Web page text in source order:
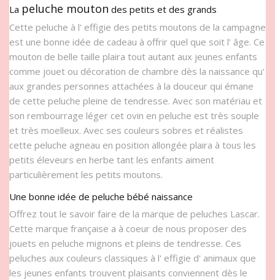
La peluche mouton des petits et des grands
Cette peluche à l' effigie des petits moutons de la campagne
est une bonne idée de cadeau à offrir quel que soit l' âge. Ce
mouton de belle taille plaira tout autant aux jeunes enfants
comme jouet ou décoration de chambre dès la naissance qu'
aux grandes personnes attachées à la douceur qui émane
de cette peluche pleine de tendresse. Avec son matériau et
son rembourrage léger cet ovin en peluche est très souple
et très moelleux. Avec ses couleurs sobres et réalistes
cette peluche agneau en position allongée plaira à tous les
petits éleveurs en herbe tant les enfants aiment
particulièrement les petits moutons.
Une bonne idée de peluche bébé naissance
Offrez tout le savoir faire de la marque de peluches Lascar.
Cette marque française a à coeur de nous proposer des
jouets en peluche mignons et pleins de tendresse. Ces
peluches aux couleurs classiques à l' effigie d' animaux que
les jeunes enfants trouvent plaisants conviennent dès le